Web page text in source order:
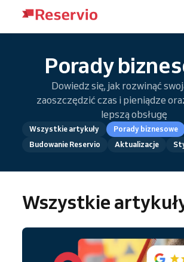
Porady
Dowiedz się, jak rozwinąć
zaoszczędzić czas i pieniądze
lepszą obsługę
Wszystkie artykuły
Porady biznesowe
Budowanie Reservio
Aktualizacje
Wszystkie